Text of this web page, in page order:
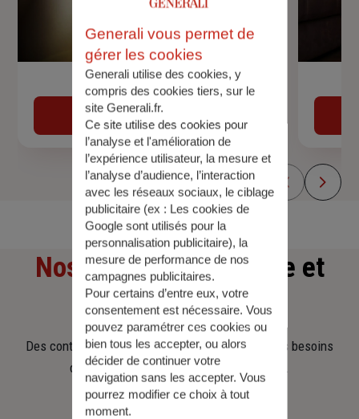
Devis assurance auto
Obtenir une estimation
Nos offresd'assurance et
d'épargne
Des contrats clairs et flexibles pour sécuriser vos besoins
d’aujourd’hui et anticiper ceux de demain.
Generali vous permet de
gérer les cookies
Generali utilise des cookies, y
compris des cookies tiers, sur le
site Generali.fr.
Ce site utilise des cookies pour
l’analyse et l'amélioration de
l’expérience utilisateur, la mesure et
l’analyse d’audience, l’interaction
avec les réseaux sociaux, le ciblage
publicitaire (ex : Les cookies de
Google sont utilisés pour la
personnalisation publicitaire), la
mesure de performance de nos
campagnes publicitaires.
Pour certains d’entre eux, votre
consentement est nécessaire. Vous
pouvez paramétrer ces cookies ou
bien tous les accepter, ou alors
décider de continuer votre
navigation sans les accepter. Vous
pourrez modifier ce choix à tout
moment.